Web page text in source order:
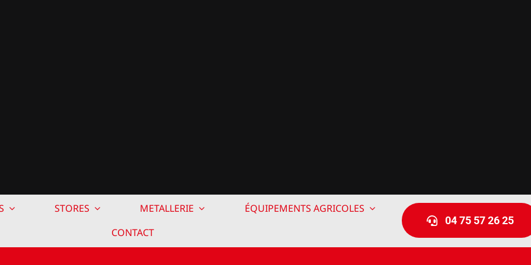
STORES METALLERIE
ÉQUIPEMENTS AGRICOLES
CONTACT
04 75 57 26 25